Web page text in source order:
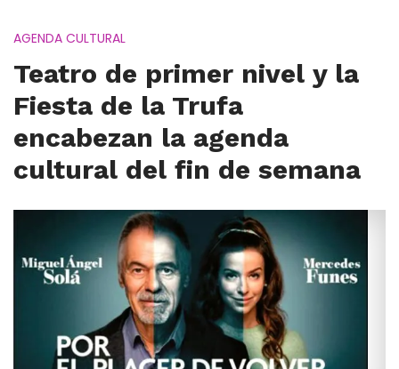
AGENDA CULTURAL
Teatro de primer nivel y la
Fiesta de la Trufa
encabezan la agenda
cultural del fin de semana